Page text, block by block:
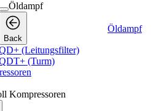
Öldampf
Back
Öldampf
(Leitungsfilter)
(Turm)
Kompressoren